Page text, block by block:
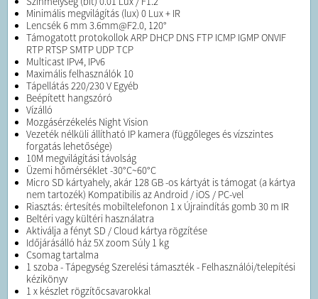
Minimális megvilágítás (lux) 0 Lux + IR
Lencsék 6 mm 3.6mm@F2.0, 120°
Támogatott protokollok ARP DHCP DNS FTP ICMP IGMP ONVIF
RTP RTSP SMTP UDP TCP
Multicast IPv4, IPv6
Maximális felhasználók 10
Tápellátás 220/230 V Egyéb
Beépített hangszóró
Vízálló
Mozgásérzékelés Night Vision
Vezeték nélküli állítható IP kamera (függőleges és vízszintes
forgatás lehetősége)
10M megvilágítási távolság
Üzemi hőmérséklet -30°C~60°C
Micro SD kártyahely, akár 128 GB -os kártyát is támogat (a kártya
nem tartozék) Kompatibilis az Android / iOS / PC-vel
Riasztás: értesítés mobiltelefonon 1 x Újraindítás gomb 30 m IR
Beltéri vagy kültéri használatra
Aktiválja a fényt SD / Cloud kártya rögzítése
Időjárásálló ház 5X zoom Súly 1 kg
Csomag tartalma
1 szoba - Tápegység Szerelési támaszték - Felhasználói/telepítési
kézikönyv
1 x készlet rögzítőcsavarokkal